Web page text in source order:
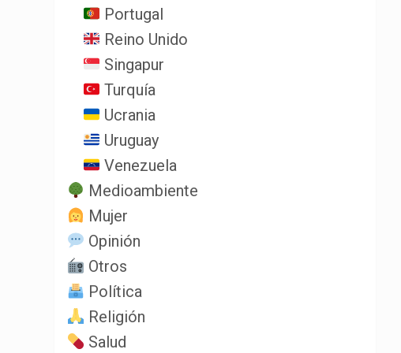
Portugal
Reino Unido
Singapur
Turquía
Ucrania
Uruguay
Venezuela
Medioambiente
Mujer
Opinión
Otros
Política
Religión
Salud